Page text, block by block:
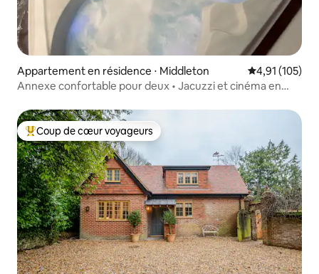
Appartement en résidence ⋅ Middleton Évaluation
4,91 (105)
Annexe confortable pour deux • Jacuzzi et cinéma en
Coups de cœur voyageurs les plus appréciés
Coup de cœur voyageurs